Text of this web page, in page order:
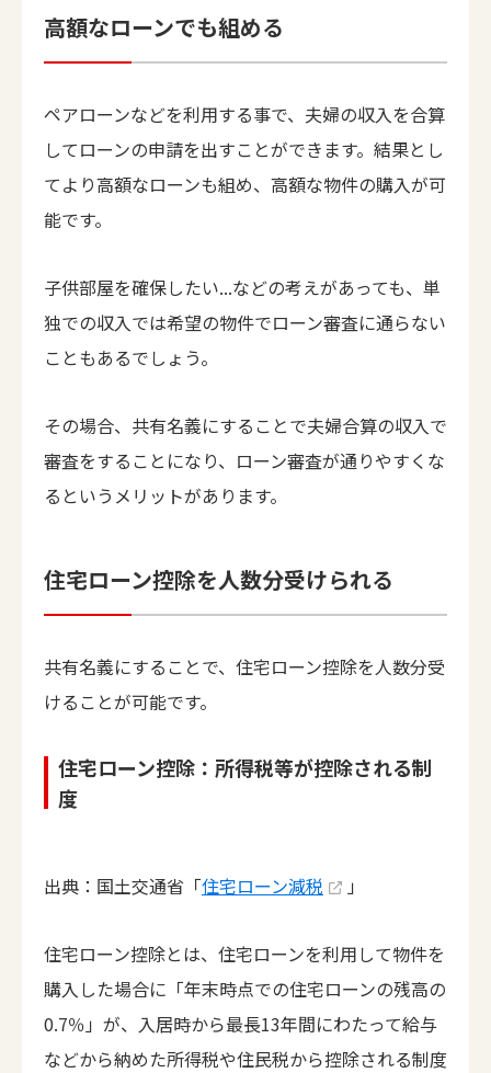
高額なローンでも組める
ペアローンなどを利用する事で、夫婦の収入を合算
してローンの申請を出すことができます。結果とし
てより高額なローンも組め、高額な物件の購入が可
能です。
子供部屋を確保したい...などの考えがあっても、単
独での収入では希望の物件でローン審査に通らない
こともあるでしょう。
その場合、共有名義にすることで夫婦合算の収入で
審査をすることになり、ローン審査が通りやすくな
るというメリットがあります。
住宅ローン控除を人数分受けられる
共有名義にすることで、住宅ローン控除を人数分受
けることが可能です。
住宅ローン控除：所得税等が控除される制
度
出典：国土交通省「住宅ローン減税 」
住宅ローン控除とは、住宅ローンを利用して物件を
購入した場合に「年末時点での住宅ローンの残高の
0.7％」が、入居時から最長13年間にわたって給与
などから納めた所得税や住民税から控除される制度